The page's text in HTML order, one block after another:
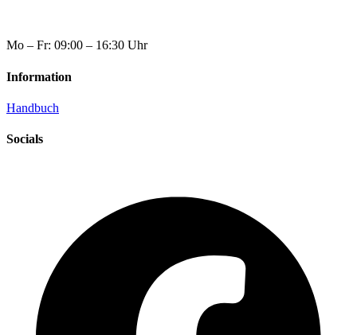
Mo – Fr: 09:00 – 16:30 Uhr
Information
Handbuch
Socials